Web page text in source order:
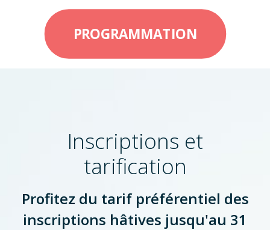
PROGRAMMATION
Inscriptions et
tarification
Profitez du tarif préférentiel des
inscriptions hâtives jusqu'au 31